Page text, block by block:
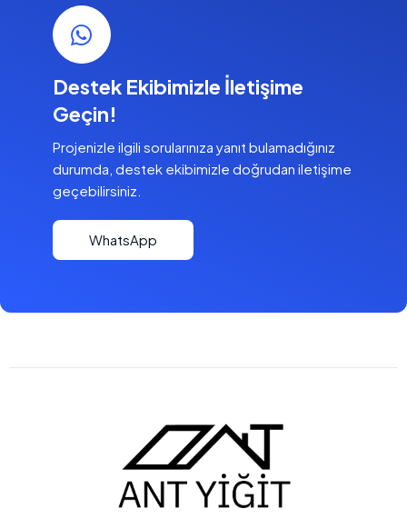
Destek Ekibimizle İletişime
Geçin!
Projenizle ilgili sorularınıza yanıt bulamadığınız
durumda, destek ekibimizle doğrudan iletişime
geçebilirsiniz.
WhatsApp